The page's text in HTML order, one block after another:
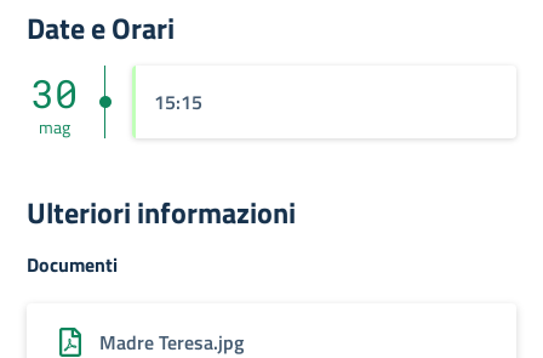
Date e Orari
30
mag
15:15
Ulteriori informazioni
Documenti
Madre Teresa.jpg